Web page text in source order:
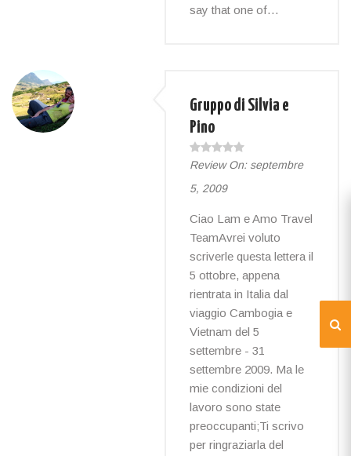
say that one of…
Gruppo di Silvia e
Pino
Review On: septembre
5, 2009
Ciao Lam e Amo Travel
TeamAvrei voluto
scriverle questa lettera il
5 ottobre, appena
rientrata in Italia dal
viaggio Cambogia e
Vietnam del 5
settembre - 31
settembre 2009. Ma le
mie condizioni del
lavoro sono state
preoccupanti;Ti scrivo
per ringraziarla del